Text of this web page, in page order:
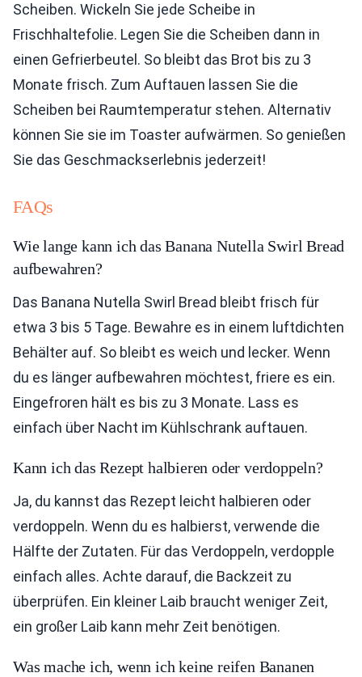
Scheiben. Wickeln Sie jede Scheibe in
Frischhaltefolie. Legen Sie die Scheiben dann in
einen Gefrierbeutel. So bleibt das Brot bis zu 3
Monate frisch. Zum Auftauen lassen Sie die
Scheiben bei Raumtemperatur stehen. Alternativ
können Sie sie im Toaster aufwärmen. So genießen
Sie das Geschmackserlebnis jederzeit!
FAQs
Wie lange kann ich das Banana Nutella Swirl Bread
aufbewahren?
Das Banana Nutella Swirl Bread bleibt frisch für
etwa 3 bis 5 Tage. Bewahre es in einem luftdichten
Behälter auf. So bleibt es weich und lecker. Wenn
du es länger aufbewahren möchtest, friere es ein.
Eingefroren hält es bis zu 3 Monate. Lass es
einfach über Nacht im Kühlschrank auftauen.
Kann ich das Rezept halbieren oder verdoppeln?
Ja, du kannst das Rezept leicht halbieren oder
verdoppeln. Wenn du es halbierst, verwende die
Hälfte der Zutaten. Für das Verdoppeln, verdopple
einfach alles. Achte darauf, die Backzeit zu
überprüfen. Ein kleiner Laib braucht weniger Zeit,
ein großer Laib kann mehr Zeit benötigen.
Was mache ich, wenn ich keine reifen Bananen